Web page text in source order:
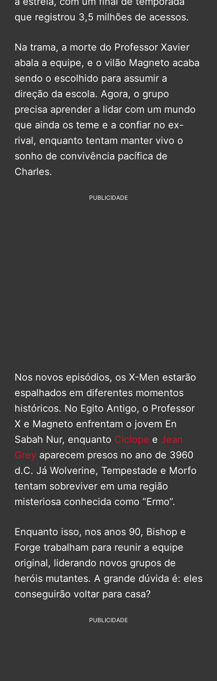
que registrou 3,5 milhões de acessos.
Na trama, a morte do Professor Xavier
abala a equipe, e o vilão Magneto acaba
sendo o escolhido para assumir a
direção da escola. Agora, o grupo
precisa aprender a lidar com um mundo
que ainda os teme e a confiar no ex-
rival, enquanto tentam manter vivo o
sonho de convivência pacífica de
Charles.
PUBLICIDADE
Nos novos episódios, os X-Men estarão
espalhados em diferentes momentos
históricos. No Egito Antigo, o Professor
X e Magneto enfrentam o jovem En
Sabah Nur, enquanto Ciclope e Jean
Grey aparecem presos no ano de 3960
d.C. Já Wolverine, Tempestade e Morfo
tentam sobreviver em uma região
misteriosa conhecida como “Ermo”.
Enquanto isso, nos anos 90, Bishop e
Forge trabalham para reunir a equipe
original, liderando novos grupos de
heróis mutantes. A grande dúvida é: eles
conseguirão voltar para casa?
PUBLICIDADE